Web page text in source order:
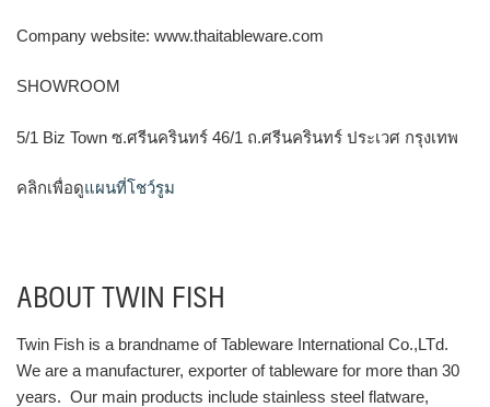
Company website: www.thaitableware.com
SHOWROOM
5/1 Biz Town ซ.ศรีนครินทร์ 46/1 ถ.ศรีนครินทร์ ประเวศ กรุงเทพ
คลิกเพื่อดูแผนที่โชว์รูม
ABOUT TWIN FISH
Twin Fish is a brandname of Tableware International Co.,LTd.
We are a manufacturer, exporter of tableware for more than 30
years. Our main products include stainless steel flatware,